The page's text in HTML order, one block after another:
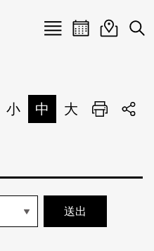
Menu
活動日曆活動地圖
展
小 中 大 列印